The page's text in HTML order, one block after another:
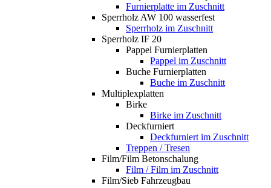
Furnierplatte im Zuschnitt
Sperrholz AW 100 wasserfest
Sperrholz im Zuschnitt
Sperrholz IF 20
Pappel Furnierplatten
Pappel im Zuschnitt
Buche Furnierplatten
Buche im Zuschnitt
Multiplexplatten
Birke
Birke im Zuschnitt
Deckfurniert
Deckfurniert im Zuschnitt
Treppen / Tresen
Film/Film Betonschalung
Film / Film im Zuschnitt
Film/Sieb Fahrzeugbau